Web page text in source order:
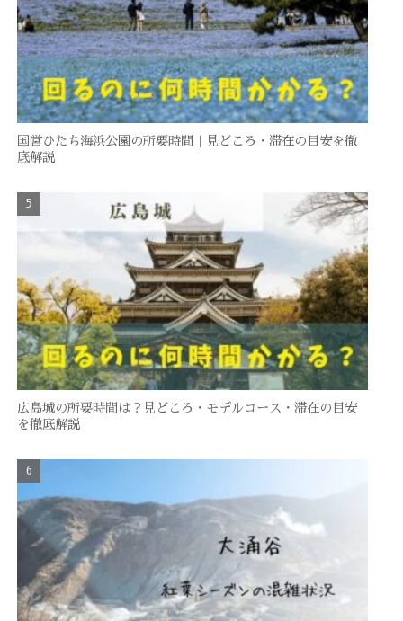
国営ひたち海浜公園の所要時間｜見どころ・滞在の目安を徹
底解説
広島城の所要時間は？見どころ・モデルコース・滞在の目安
を徹底解説